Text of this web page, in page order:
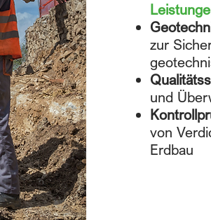
zur
und
von
Erdbau